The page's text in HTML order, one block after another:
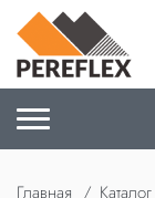
Главная Каталог